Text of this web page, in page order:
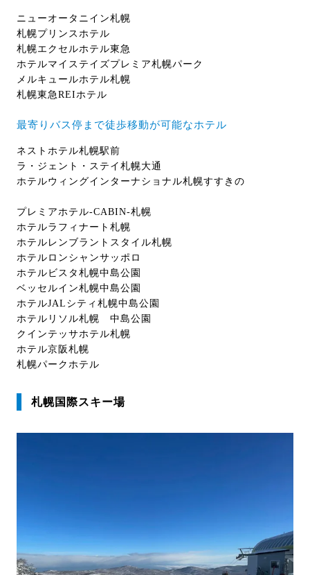
ニューオータニイン札幌
札幌プリンスホテル
札幌エクセルホテル東急
ホテルマイステイズプレミア札幌パーク
メルキュールホテル札幌
札幌東急REIホテル
最寄りバス停まで徒歩移動が可能なホテル
ネストホテル札幌駅前
ラ・ジェント・ステイ札幌大通
ホテルウィングインターナショナル札幌すすきの
プレミアホテル-CABIN-札幌
ホテルラフィナート札幌
ホテルレンブラントスタイル札幌
ホテルロンシャンサッポロ
ホテルビスタ札幌中島公園
ベッセルイン札幌中島公園
ホテルJALシティ札幌中島公園
ホテルリソル札幌 中島公園
クインテッサホテル札幌
ホテル京阪札幌
札幌パークホテル
札幌国際スキー場